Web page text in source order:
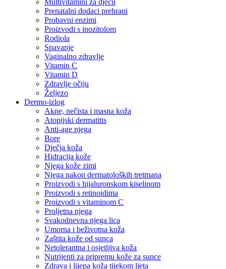
Prenatalni dodaci prehrani
Probavni enzimi
Proizvodi s inozitolom
Rodiola
Spavanje
Vaginalno zdravlje
Vitamin C
Vitamin D
Zdravlje očiju
Željezo
Dermo-izlog
Akne, nečista i masna koža
Atopijski dermatitis
Anti-age njega
Bore
Dječja koža
Hidracija kože
Njega kože zimi
Njega nakon dermatoloških tretmana
Proizvodi s hijaluronskom kiselinom
Proizvodi s retinoidima
Proizvodi s vitaminom C
Proljetna njega
Svakodnevna njega lica
Umorna i beživotna koža
Zaštita kože od sunca
Netolerantna i osjetljiva koža
Nutrijenti za pripremu kože za sunce
Zdrava i lijepa koža tijekom ljeta